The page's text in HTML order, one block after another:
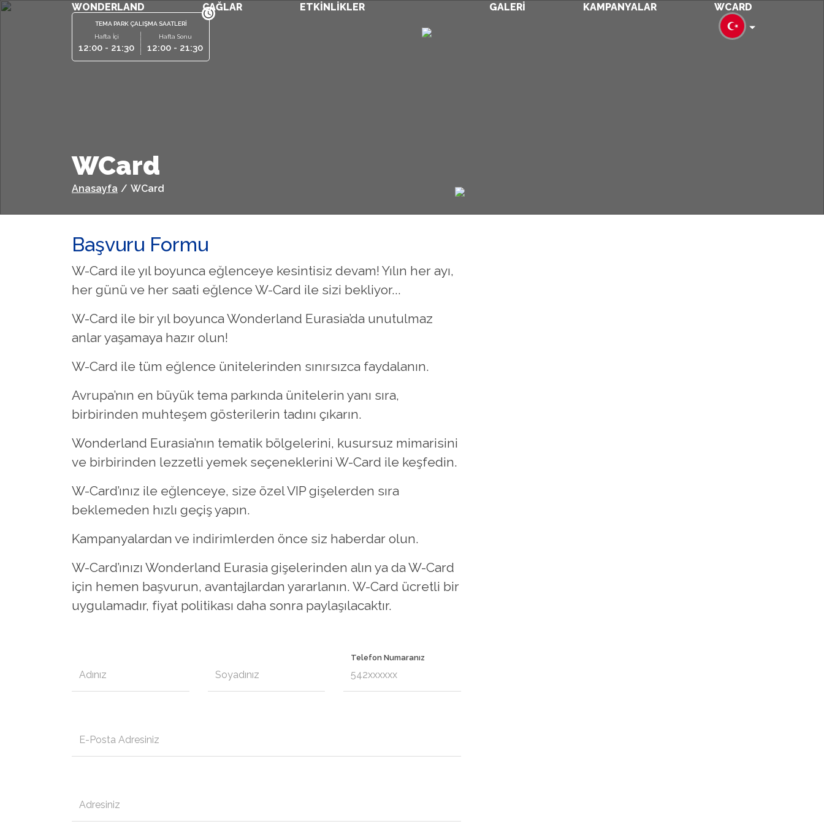
TEMA PARK ÇALIŞMA SAATLERİ
Hafta İçi
12:00 - 21:30
Hafta Sonu
12:00 - 21:30
WONDERLAND ÇAĞLAR ETKİNLİKLER GALERİ KAMPANYALAR WCARD
WCard
Anasayfa / WCard
Başvuru Formu
W-Card ile yıl boyunca eğlenceye kesintisiz devam! Yılın her ayı,
her günü ve her saati eğlence W-Card ile sizi bekliyor...
W-Card ile bir yıl boyunca Wonderland Eurasia’da unutulmaz
anlar yaşamaya hazır olun!
W-Card ile tüm eğlence ünitelerinden sınırsızca faydalanın.
Avrupa’nın en büyük tema parkında ünitelerin yanı sıra,
birbirinden muhteşem gösterilerin tadını çıkarın.
Wonderland Eurasia’nın tematik bölgelerini, kusursuz mimarisini
ve birbirinden lezzetli yemek seçeneklerini W-Card ile keşfedin.
W-Card’ınız ile eğlenceye, size özel VIP gişelerden sıra
beklemeden hızlı geçiş yapın.
Kampanyalardan ve indirimlerden önce siz haberdar olun.
W-Card’ınızı Wonderland Eurasia gişelerinden alın ya da W-Card
için hemen başvurun, avantajlardan yararlanın. W-Card ücretli bir
uygulamadır, fiyat politikası daha sonra paylaşılacaktır.
Telefon Numaranız